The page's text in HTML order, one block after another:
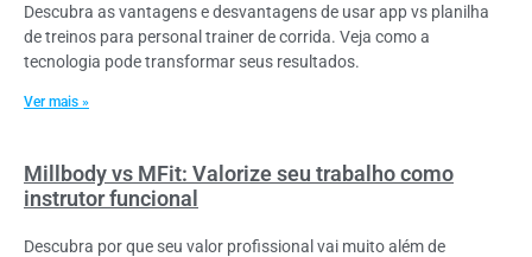
Descubra as vantagens e desvantagens de usar app vs planilha
de treinos para personal trainer de corrida. Veja como a
tecnologia pode transformar seus resultados.
Ver mais »
Millbody vs MFit: Valorize seu trabalho como
instrutor funcional
Descubra por que seu valor profissional vai muito além de